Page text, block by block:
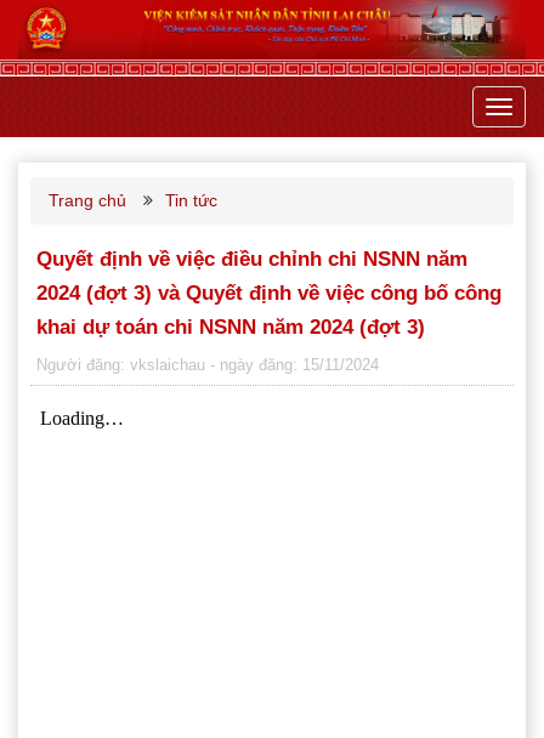
Trang chủ Tin tức
Quyết định về việc điều chỉnh chi NSNN năm
2024 (đợt 3) và Quyết định về việc công bố công
khai dự toán chi NSNN năm 2024 (đợt 3)
Người đăng: vkslaichau - ngày đăng: 15/11/2024